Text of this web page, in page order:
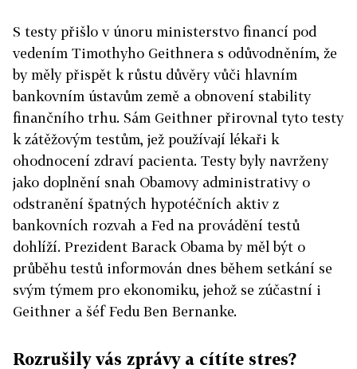
S testy přišlo v únoru ministerstvo financí pod
vedením Timothyho Geithnera s odůvodněním, že
by měly přispět k růstu důvěry vůči hlavním
bankovním ústavům země a obnovení stability
finančního trhu. Sám Geithner přirovnal tyto testy
k zátěžovým testům, jež používají lékaři k
ohodnocení zdraví pacienta. Testy byly navrženy
jako doplnění snah Obamovy administrativy o
odstranění špatných hypotéčních aktiv z
bankovních rozvah a Fed na provádění testů
dohlíží. Prezident Barack Obama by měl být o
průběhu testů informován dnes během setkání se
svým týmem pro ekonomiku, jehož se zúčastní i
Geithner a šéf Fedu Ben Bernanke.
Rozrušily vás zprávy a cítíte stres?